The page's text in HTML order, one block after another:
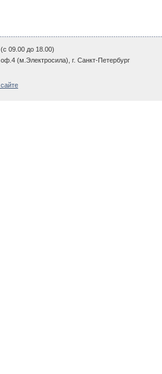
(c 09.00 до 18.00)
(м.Электросила), г. Санкт-Петербург